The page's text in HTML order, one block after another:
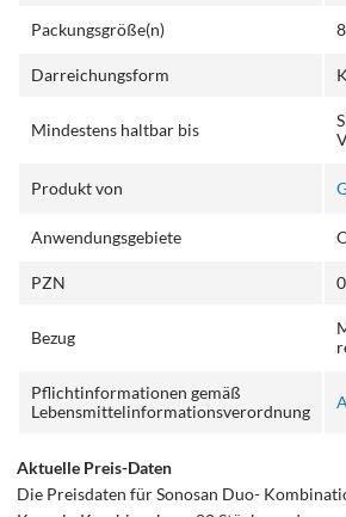
Packungsgröße(n)
Darreichungsform
Mindestens haltbar bis
Produkt von
Anwendungsgebiete
PZN
Bezug
Pflichtinformationen gemäß
Lebensmittelinformationsverordnung
Aktuelle Preis-Daten
Die Preisdaten für Sonosan Duo-